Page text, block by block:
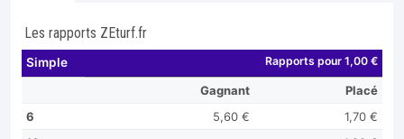
Les rapports ZEturf.fr
Simple Rapports pour 1,00 €
Gagnant
Placé
6
5,60 €
1,70 €